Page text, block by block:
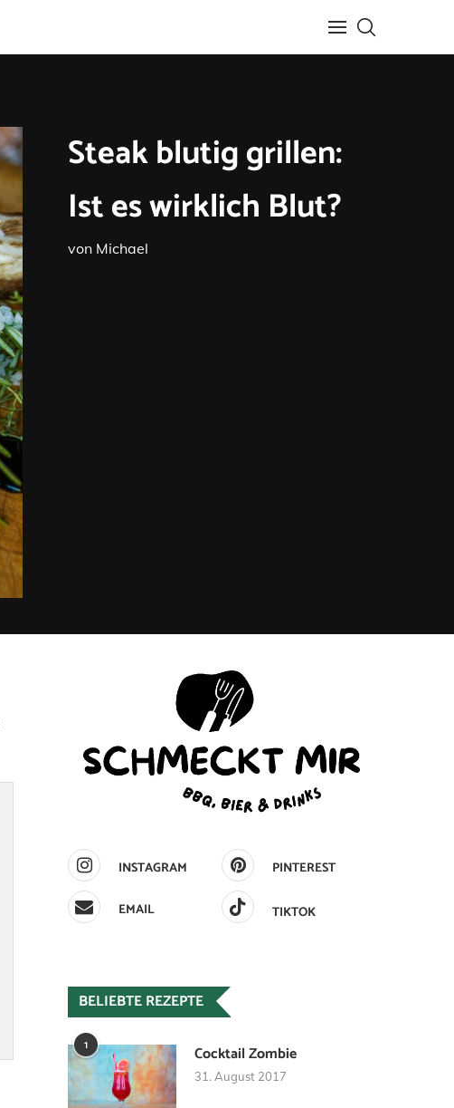
Steak blutig grillen:
Ist es wirklich Blut?
von Michael
INSTAGRAM
PINTEREST
EMAIL
TIKTOK
BELIEBTE REZEPTE
1 Cocktail Zombie
31. August 2017